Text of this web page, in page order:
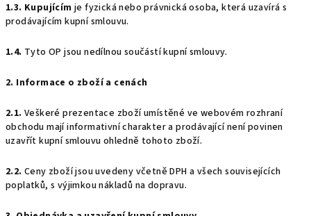
1.3. Kupujícím je fyzická nebo právnická osoba, která uzavírá s
prodávajícím kupní smlouvu.
1.4. Tyto OP jsou nedílnou součástí kupní smlouvy.
2. Informace o zboží a cenách
2.1. Veškeré prezentace zboží umístěné ve webovém rozhraní
obchodu mají informativní charakter a prodávající není povinen
uzavřít kupní smlouvu ohledně tohoto zboží.
2.2. Ceny zboží jsou uvedeny včetně DPH a všech souvisejících
poplatků, s výjimkou nákladů na dopravu.